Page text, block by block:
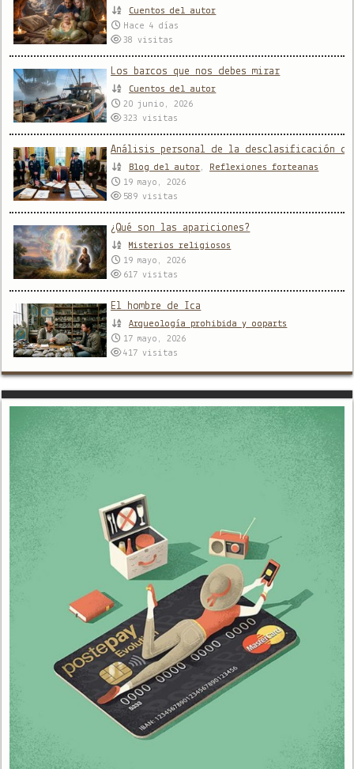
Cuentos del autor
Hace 4 días
38visitas
Los barcos que nos debes mirar
Cuentos del autor
20 junio, 2026
323visitas
Análisis personal de la desclasificación de
Blog del autor,
Reflexiones forteanas
19 mayo, 2026
589visitas
¿Qué son las apariciones?
Misterios religiosos
19 mayo, 2026
617visitas
El hombre de Ica
Arqueología prohibida y ooparts
17 mayo, 2026
417visitas